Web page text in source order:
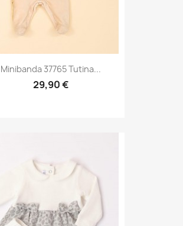
Minibanda 37765 Tutina...
29,90 €